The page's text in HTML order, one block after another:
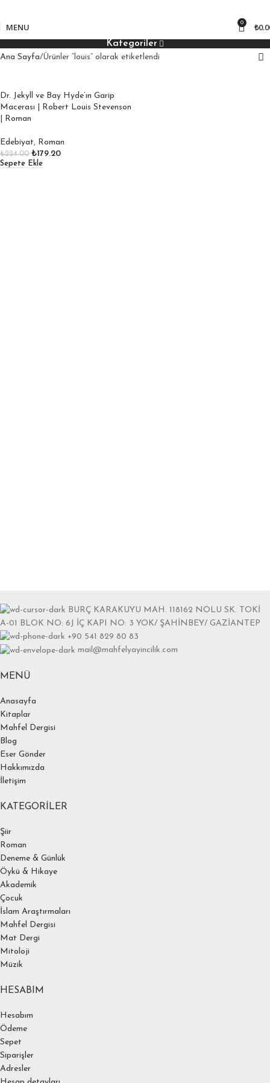
MENU 0 ₺
Kategoriler
Ana Sayfa Ürünler “louis” olarak etiketlendi
Dr. Jekyll ve Bay Hyde’ın Garip
Macerası | Robert Louis Stevenson
| Roman
Edebiyat, Roman
₺224.00 ₺179.20
Sepete Ekle
BURÇ KARAKUYU MAH. 118162 NOLU SK. TOKİ
A-01 BLOK NO: 6J İÇ KAPI NO: 3 YOK/ ŞAHİNBEY/ GAZİANTEP
+90 541 829 80 83
mail@mahfelyayincilik.com
MENÜ
Anasayfa
Kitaplar
Mahfel Dergisi
Blog
Eser Gönder
Hakkımızda
İletişim
KATEGORILER
Şiir
Roman
Deneme & Günlük
Öykü & Hikaye
Akademik
Çocuk
İslam Araştırmaları
Mahfel Dergisi
Mat Dergi
Mitoloji
Müzik
HESABIM
Hesabım
Ödeme
Sepet
Siparişler
Adresler